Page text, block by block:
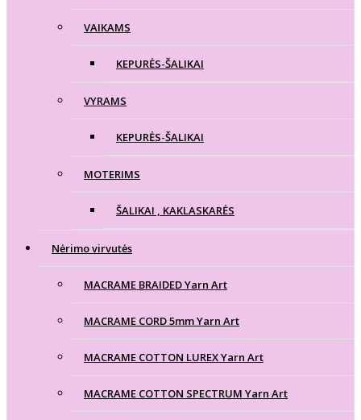
VAIKAMS
KEPURĖS-ŠALIKAI
VYRAMS
KEPURĖS-ŠALIKAI
MOTERIMS
ŠALIKAI , KAKLASKARĖS
Nėrimo virvutės
MACRAME BRAIDED Yarn Art
MACRAME CORD 5mm Yarn Art
MACRAME COTTON LUREX Yarn Art
MACRAME COTTON SPECTRUM Yarn Art